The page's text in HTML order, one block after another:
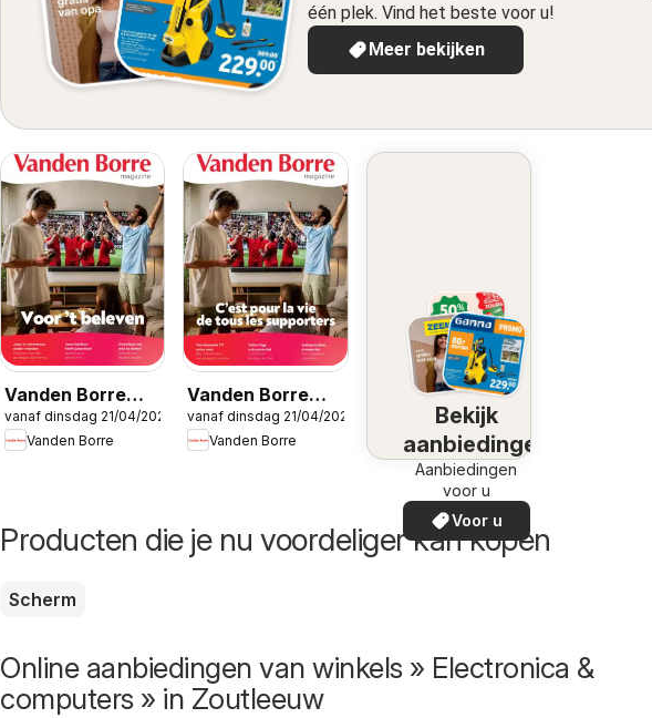
één plek. Vind het beste voor u!
Meer bekijken
Vanden Borre
Folder
vanaf dinsdag 21/04/2026
Vanden Borre
Vanden Borre
Publicité
vanaf dinsdag 21/04/2026
Vanden Borre
Bekijk
aanbiedingen
Aanbiedingen
voor u
Voor u
Producten die je nu voordeliger kan kopen
Scherm
Online aanbiedingen van winkels » Electronica &
computers » in Zoutleeuw